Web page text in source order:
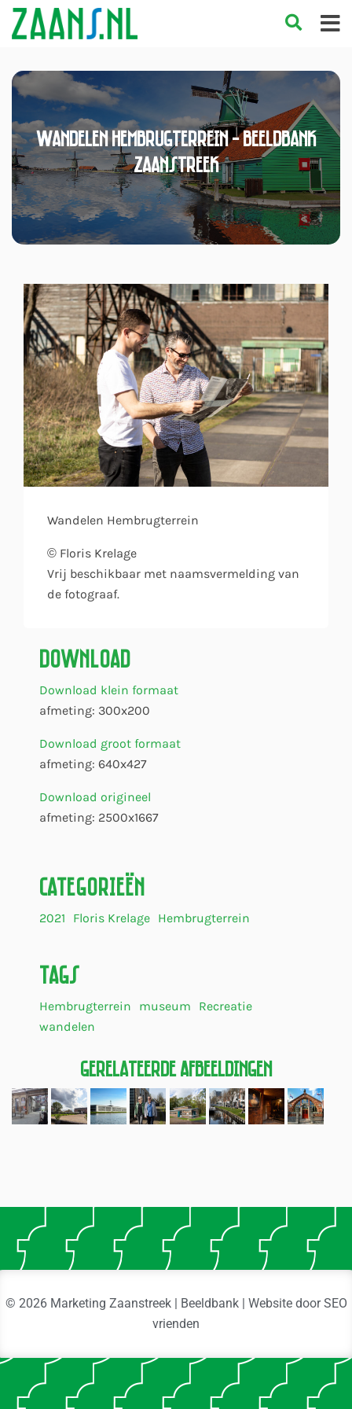
Wandelen Hembrugterrein - Beeldbank
Zaanstreek
Wandelen Hembrugterrein
© Floris Krelage
Vrij beschikbaar met naamsvermelding van
de fotograaf.
Download
Download klein formaat
afmeting: 300x200
Download groot formaat
afmeting: 640x427
Download origineel
afmeting: 2500x1667
Categorieën
2021 Floris Krelage Hembrugterrein
Tags
Hembrugterrein museum
Recreatie
wandelen
Gerelateerde Afbeeldingen
© 2026 Marketing Zaanstreek | Beeldbank | Website doorSEO
vrienden